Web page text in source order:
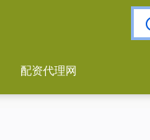
配资代理网